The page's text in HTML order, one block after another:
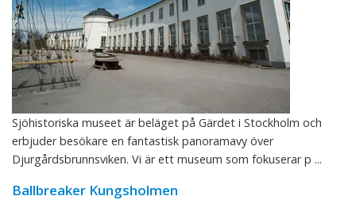
Sjöhistoriska museet är beläget på Gärdet i Stockholm och
erbjuder besökare en fantastisk panoramavy över
Djurgårdsbrunnsviken. Vi är ett museum som fokuserar p ...
Ballbreaker Kungsholmen